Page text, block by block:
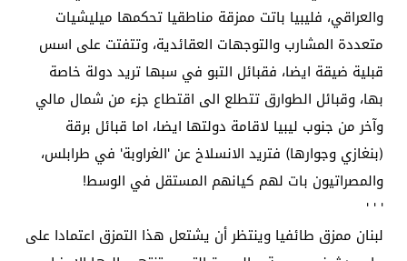
والعراقي، فليبيا باتت ممزقة مناطقيا تحكمها ميليشيات
متعددة المشارب والتوجهات العقائدية، وتتفتت على اسس
قبلية ضيقة ايضا، فقبائل التبو في سبها تريد دولة خاصة
بها، وقبائل الطوارق تتطلع الى اقتطاع جزء من شمال مالي
وآخر من جنوب ليبيا لاقامة دولتها ايضا، اما قبائل برقة
(بنغازي وجوارها) فتريد الانسلاخ عن 'الغراوبة' في طرابلس،
والمصراتيون بات لهم كيانهم المستقل في الوسط!
' ' '
لبنان ممزق طائفيا وينتظر أن يشتعل هذا التمزق اعتمادا على